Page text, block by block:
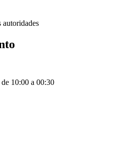
autoridades
de 10:00 a 00:30